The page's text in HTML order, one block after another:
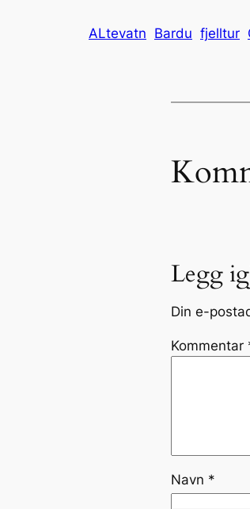
ALtevatn Bardu fjelltur
Legg
Din e-
Kommentar
Navn *